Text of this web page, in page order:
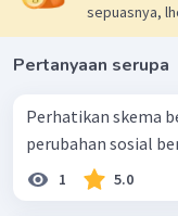
sepuasnya,
Pertanyaan serupa
Perhatikan skema berikut! Skema di atas
perubahan sosial
1 5.0